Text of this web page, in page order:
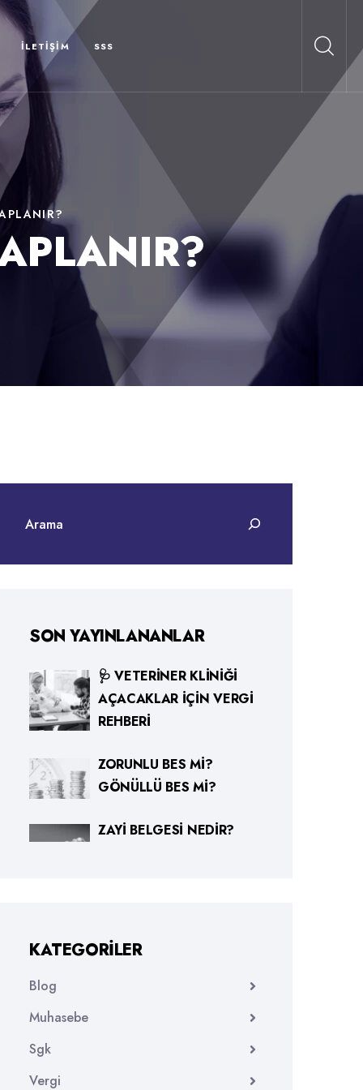
İLETIŞIM SSS
SON YAYINLANANLAR
🩺 VETERINER KLINIĞI
AÇACAKLAR İÇIN VERGI
REHBERI
ZORUNLU BES MI?
GÖNÜLLÜ BES MI?
ZAYI BELGESI NEDIR?
KATEGORILER
Blog
Muhasebe
Sgk
Vergi